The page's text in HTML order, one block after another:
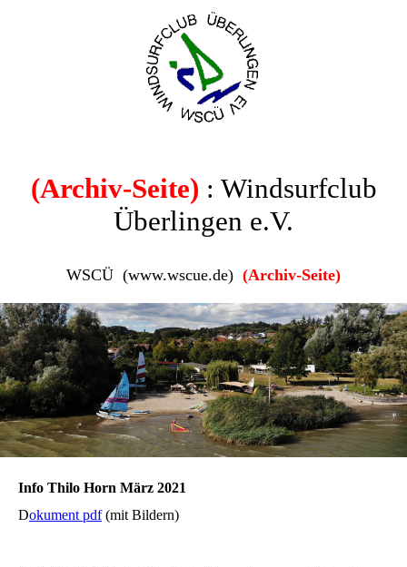
(Archiv-Seite) : Windsurfclub
Überlingen e.V.
WSCÜ (www.wscue.de) (Archiv-Seite)
Info Thilo Horn März 2021
Dokument pdf(mit Bildern)